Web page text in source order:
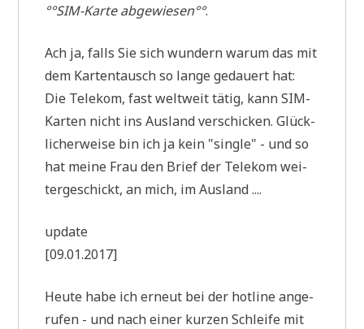
°°SIM-Kar­te abge­wie­sen°°.
Ach ja, falls Sie sich wun­dern war­um das mit
dem Kar­ten­tausch so lan­ge gedau­ert hat:
Die Tele­kom, fast welt­weit tätig, kann SIM-
Kar­ten nicht ins Aus­land ver­schicken. Glück­
li­cher­wei­se bin ich ja kein "sin­gle" - und so
hat mei­ne Frau den Brief der Tele­kom wei­
ter­ge­schickt, an mich, im Ausland ....
update
[09.01.2017]
Heu­te habe ich erneut bei der hot­line ange­
ru­fen - und nach einer kur­zen Schlei­fe mit